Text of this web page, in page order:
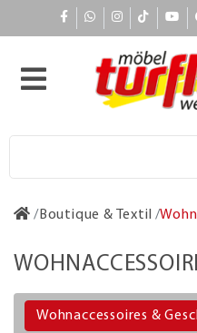
Boutique & Textil
Wohnaccessoires &